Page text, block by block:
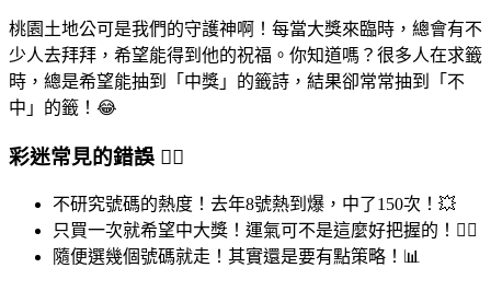
桃園土地公可是我們的守護神啊！每當大獎來臨時，總會有不
少人去拜拜，希望能得到他的祝福。你知道嗎？很多人在求籤
時，總是希望能抽到「中獎」的籤詩，結果卻常常抽到「不
中」的籤！😂
彩迷常見的錯誤 🤦‍♂️
不研究號碼的熱度！去年8號熱到爆，中了150次！💥
只買一次就希望中大獎！運氣可不是這麼好把握的！🤷‍♀️
隨便選幾個號碼就走！其實還是要有點策略！📊